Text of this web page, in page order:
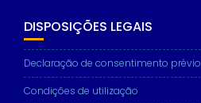
DISPOSIÇÕES LEGAIS
Declaração de consentimento prévio
Condições de utilização